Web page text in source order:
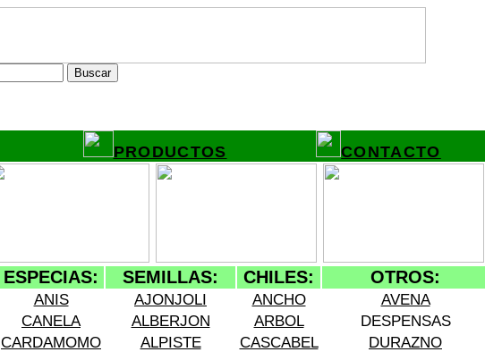
PRODUCTOS CONTACTO
ESPECIAS: SEMILLAS: CHILES: OTROS:
ANIS AJONJOLI ANCHO
AVENA
CANELA ALBERJON ARBOL
DESPENSAS
CARDAMOMO ALPISTE CASCABEL
DURAZNO